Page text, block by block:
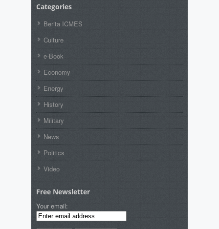
Categories
Berita ICMES
Culture
e-Book
Economy
Energy
History
Military
News
Politics
Video
Free Newsletter
Your email: